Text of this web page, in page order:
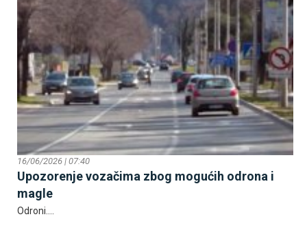
16/06/2026 | 07:40
Upozorenje vozačima zbog mogućih odrona i
magle
Odroni....